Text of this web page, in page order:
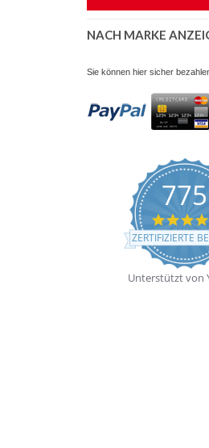
NACH MARKE
Sie können hier sicher
775
ZERTIFIZIERTE
Unterstützt von